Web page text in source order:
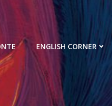
ENGLISH CORNER